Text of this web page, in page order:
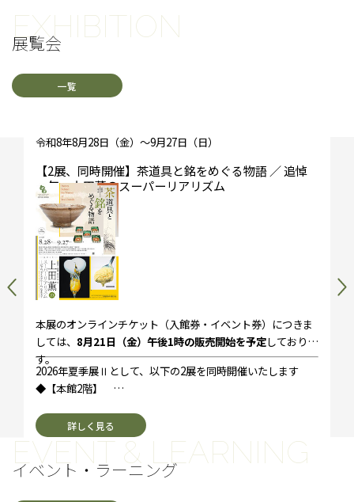
お知らせ
展覧会
一覧
令和8年8月28日（金）～9月27日（日）
【2展、同時開催】茶道具と銘をめぐる物語 ／ 追悼
一年―上田薫のスーパーリアリズム
本展のオンラインチケット（入館券・イベント券）につきま
しては、 8月21日（金）午後1時の販売開始を予定しておりま
す。
2026年夏季展Ⅱとして、以下の2展を同時開催いたします
◆【本館2階】
館2階・新館地下1階】
《上田薫展》追悼1年 上田薫のスーパーリアリズム―ジ
ャム、アイスクリーム、なま玉子
◇ 茶道具と銘をめぐる物
語
詳しく見る
イベント・ラーニング